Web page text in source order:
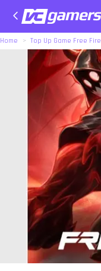
Home Top Up Game Free Fire